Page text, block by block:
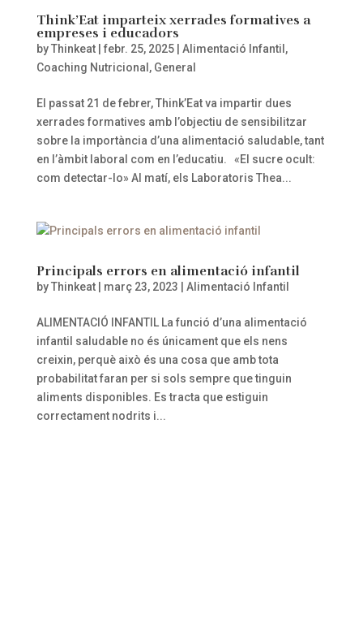
Think’Eat imparteix xerrades formatives a
empreses i educadors
byThinkeat| febr. 25, 2025| Alimentació Infantil ,
Coaching Nutricional , General
El passat 21 de febrer, Think’Eat va impartir dues
xerrades formatives amb l’objectiu de sensibilitzar
sobre la importància d’una alimentació saludable, tant
en l’àmbit laboral com en l’educatiu. «El sucre ocult:
com detectar-lo» Al matí, els Laboratoris Thea...
Principals errors en alimentació infantil
byThinkeat| març 23, 2023 Alimentació Infantil
ALIMENTACIÓ INFANTIL La funció d’una alimentació
infantil saludable no és únicament que els nens
creixin, perquè això és una cosa que amb tota
probabilitat faran per si sols sempre que tinguin
aliments disponibles. Es tracta que estiguin
correctament nodrits i...